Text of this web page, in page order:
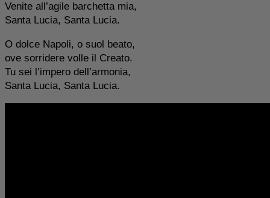
Venite all’agile barchetta mia,
Santa Lucia, Santa Lucia.
O dolce Napoli, o suol beato,
ove sorridere volle il Creato.
Tu sei l’impero dell’armonia,
Santa Lucia, Santa Lucia.